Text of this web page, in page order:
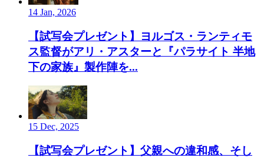
14 Jan, 2026
【試写会プレゼント】ヨルゴス・ランティモ
ス監督がアリ・アスターと『パラサイト 半地
下の家族』製作陣を...
15 Dec, 2025
【試写会プレゼント】父親への違和感、そし